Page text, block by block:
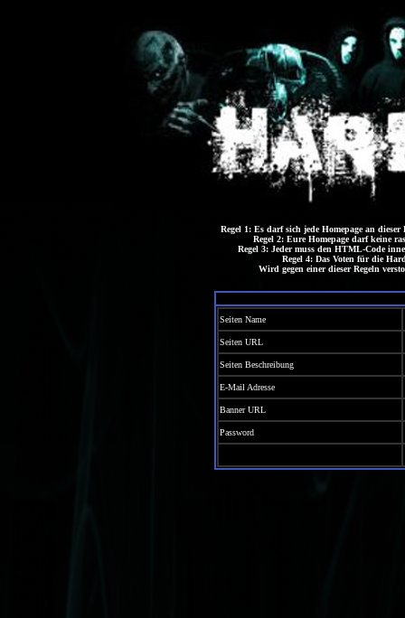
Regel 1: Es darf sich jede Homepage an
Regel 2: Eure Homepage darf keine
Regel 3: Jeder muss den HTML-Code
Regel 4: Das Voten für die
Wird gegen einer dieser Regeln
Seiten Name
Seiten URL
Seiten Beschreibung
E-Mail Adresse
Banner URL
Password